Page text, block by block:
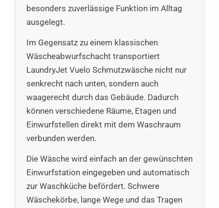
besonders zuverlässige Funktion im Alltag
ausgelegt.
Im Gegensatz zu einem klassischen
Wäscheabwurfschacht transportiert
LaundryJet Vuelo Schmutzwäsche nicht nur
senkrecht nach unten, sondern auch
waagerecht durch das Gebäude. Dadurch
können verschiedene Räume, Etagen und
Einwurfstellen direkt mit dem Waschraum
verbunden werden.
Die Wäsche wird einfach an der gewünschten
Einwurfstation eingegeben und automatisch
zur Waschküche befördert. Schwere
Wäschekörbe, lange Wege und das Tragen